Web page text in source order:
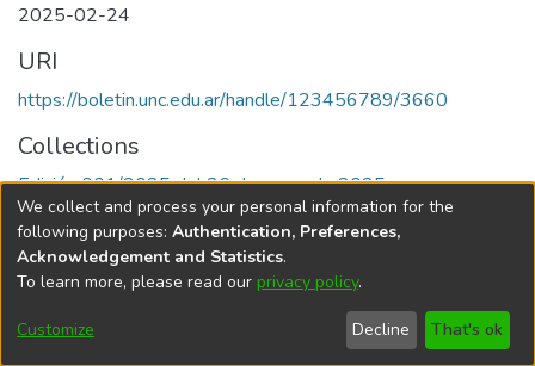
2025-02-24
URI
https://boletin.unc.edu.ar/handle/123456789/3660
Collections
Edición 001/2025 del 26 de mayo de 2025
Universidad Nacional de Córdoba
We collect and process your personal information for the
following purposes: Authentication, Preferences,
Acknowledgement and Statistics.
To learn more, please read our privacy policy.
Customize Decline That's ok